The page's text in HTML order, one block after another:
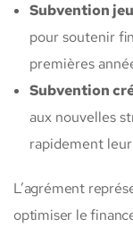
Subvention
pour soutenir
premières
Subvention
aux nouvelles
rapidement
L’agrément
optimiser le